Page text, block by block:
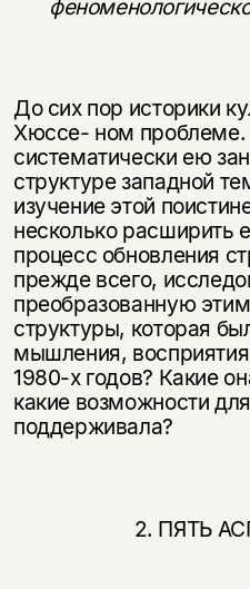
До сих пор историки
Хюссе- ном проблеме.
систематически ею
структуре западной
изучение этой
несколько расширить
процесс обновления
прежде всего,
преобразованную
структуры, которая
мышления, восприятия
1980-х годов? Какие
какие возможности
поддерживала?
2. ПЯТЬ